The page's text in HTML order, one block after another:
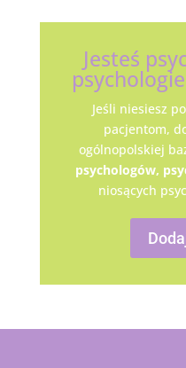
Jesteś
Jeśli niesiesz
pacjentom,
ogólnopolskiej
psychologów,
niosących